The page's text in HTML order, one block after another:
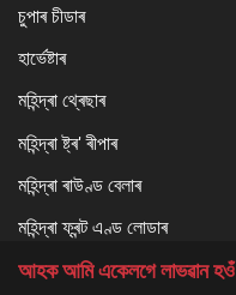
চুপাৰ চীডাৰ
হাৰ্ভেষ্টাৰ
মহিন্দ্ৰা থ্ৰেছাৰ
মহিন্দ্ৰা ষ্ট্ৰ' ৰীপাৰ
মহিন্দ্ৰা ৰাউণ্ড বেলাৰ
মহিন্দ্ৰা ফ্ৰন্ট এণ্ড লোডাৰ
আহক আমি একেলগে লাভৱান হওঁ